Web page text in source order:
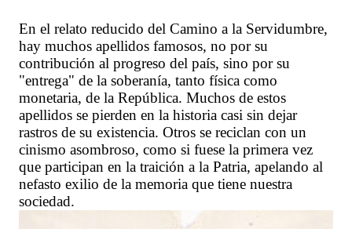
En el relato reducido del Camino a la Servidumbre,
hay muchos apellidos famosos, no por su
contribución al progreso del país, sino por su
"entrega" de la soberanía, tanto física como
monetaria, de la República. Muchos de estos
apellidos se pierden en la historia casi sin dejar
rastros de su existencia. Otros se reciclan con un
cinismo asombroso, como si fuese la primera vez
que participan en la traición a la Patria, apelando al
nefasto exilio de la memoria que tiene nuestra
sociedad.